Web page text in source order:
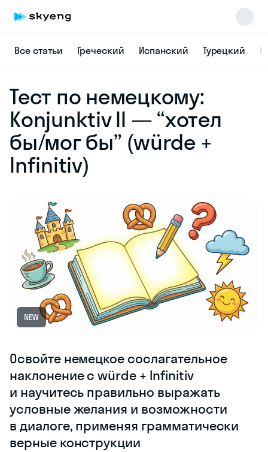
Все статьи Греческий Испанский Турецкий
Тест по немецкому:
Konjunktiv II — “хотел
бы/мог бы” (würde +
Infinitiv)
NEW
Освойте немецкое сослагательное
наклонение с würde + Infinitiv
и научитесь правильно выражать
условные желания и возможности
в диалоге, применяя грамматически
верные конструкции
online